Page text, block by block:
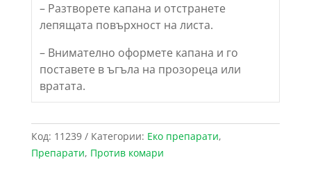
– Разтворете капана и отстранете
лепящата повърхност на листа.
– Внимателно оформете капана и го
поставете в ъгъла на прозореца или
вратата.
Код: 11239 Категории: Еко препарати,
Препарати, Против комари